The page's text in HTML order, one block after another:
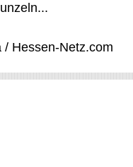
/ Hessen-Netz.com